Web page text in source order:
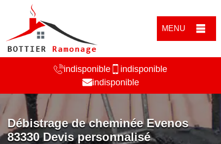
MENU
indisponible
indisponible
indisponible
Débistrage de cheminée Evenos
83330 Devis personnalisé